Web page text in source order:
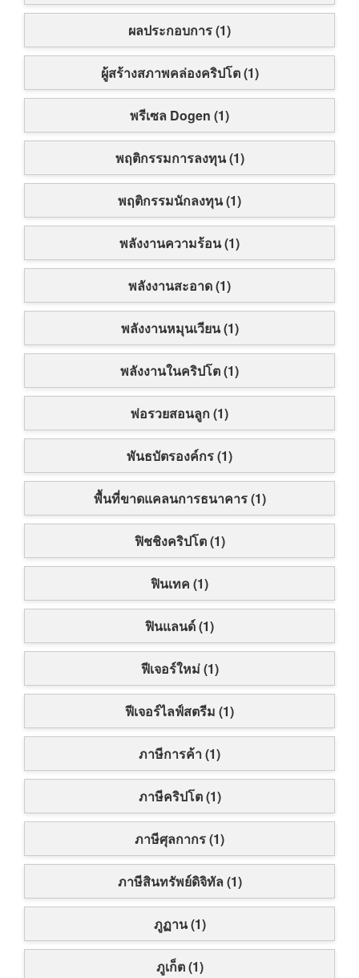
ผลประกอบการ (1)
ผู้สร้างสภาพคล่องคริปโต (1)
พรีเซล Dogen (1)
พฤติกรรมการลงทุน (1)
พฤติกรรมนักลงทุน (1)
พลังงานความร้อน (1)
พลังงานสะอาด (1)
พลังงานหมุนเวียน (1)
พลังงานในคริปโต (1)
พ่อรวยสอนลูก (1)
พันธบัตรองค์กร (1)
พื้นที่ขาดแคลนการธนาคาร (1)
ฟิชชิงคริปโต (1)
ฟินเทค (1)
ฟินแลนด์ (1)
ฟีเจอร์ใหม่ (1)
ฟีเจอร์ไลฟ์สตรีม (1)
ภาษีการค้า (1)
ภาษีคริปโต (1)
ภาษีศุลกากร (1)
ภาษีสินทรัพย์ดิจิทัล (1)
ภูฏาน (1)
ภูเก็ต (1)